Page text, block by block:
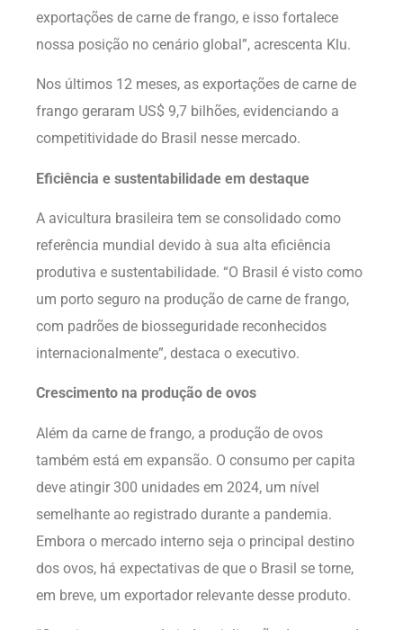
exportações de carne de frango, e isso fortalece
nossa posição no cenário global”, acrescenta Klu.
Nos últimos 12 meses, as exportações de carne de
frango geraram US$ 9,7 bilhões, evidenciando a
competitividade do Brasil nesse mercado.
Eficiência e sustentabilidade em destaque
A avicultura brasileira tem se consolidado como
referência mundial devido à sua alta eficiência
produtiva e sustentabilidade. “O Brasil é visto como
um porto seguro na produção de carne de frango,
com padrões de biosseguridade reconhecidos
internacionalmente”, destaca o executivo.
Crescimento na produção de ovos
Além da carne de frango, a produção de ovos
também está em expansão. O consumo per capita
deve atingir 300 unidades em 2024, um nível
semelhante ao registrado durante a pandemia.
Embora o mercado interno seja o principal destino
dos ovos, há expectativas de que o Brasil se torne,
em breve, um exportador relevante desse produto.